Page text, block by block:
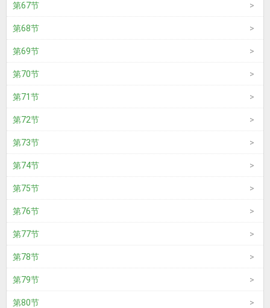
第67节
第68节
第69节
第70节
第71节
第72节
第73节
第74节
第75节
第76节
第77节
第78节
第79节
第80节